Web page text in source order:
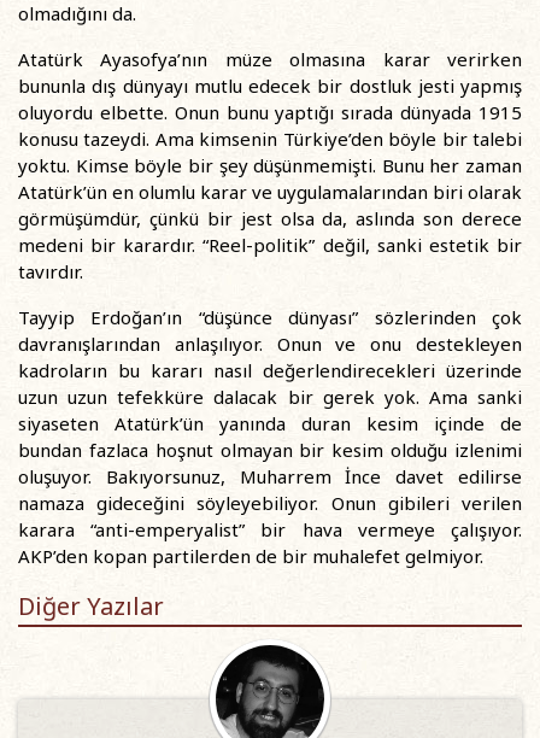
olmadığını da.
Atatürk Ayasofya’nın müze olmasına karar verirken
bununla dış dünyayı mutlu edecek bir dostluk jesti yapmış
oluyordu elbette. Onun bunu yaptığı sırada dünyada 1915
konusu tazeydi. Ama kimsenin Türkiye’den böyle bir talebi
yoktu. Kimse böyle bir şey düşünmemişti. Bunu her zaman
Atatürk’ün en olumlu karar ve uygulamalarından biri olarak
görmüşümdür, çünkü bir jest olsa da, aslında son derece
medeni bir karardır. “Reel-politik” değil, sanki estetik bir
tavırdır.
Tayyip Erdoğan’ın “düşünce dünyası” sözlerinden çok
davranışlarından anlaşılıyor. Onun ve onu destekleyen
kadroların bu kararı nasıl değerlendirecekleri üzerinde
uzun uzun tefekküre dalacak bir gerek yok. Ama sanki
siyaseten Atatürk’ün yanında duran kesim içinde de
bundan fazlaca hoşnut olmayan bir kesim olduğu izlenimi
oluşuyor. Bakıyorsunuz, Muharrem İnce davet edilirse
namaza gideceğini söyleyebiliyor. Onun gibileri verilen
karara “anti-emperyalist” bir hava vermeye çalışıyor.
AKP’den kopan partilerden de bir muhalefet gelmiyor.
Diğer Yazılar